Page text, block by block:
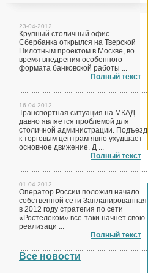
23-04-2012
Крупный столичный офис
Сбербанка открылся на Тверской
Пилотным проектом в Москве, во
время внедрения особенного
формата банковской работы ...
Полный текст
16-04-2012
Транспортная ситуация на МКАД
давно является проблемой для
столичной администрации. Подъезд
к торговым центрам явно ухудшает
основное движение. Д ...
Полный текст
01-04-2012
Оператор России положил начало
собственной сети Запланированная
в 2012 году стратегия по сети
«Ростелеком» все-таки начнет свою
реализаци ...
Полный текст
Все новости